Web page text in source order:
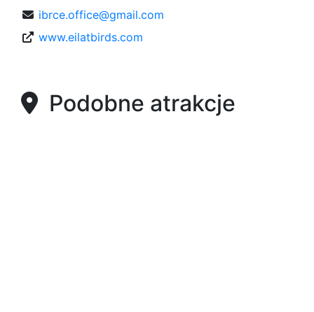
ibrce.office@gmail.com
www.eilatbirds.com
Podobne atrakcje